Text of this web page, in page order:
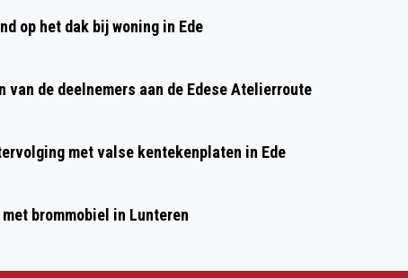
op het dak bij woning in Ede
van de deelnemers aan de Edese Atelierroute
met valse kentekenplaten in Ede
brommobiel in Lunteren